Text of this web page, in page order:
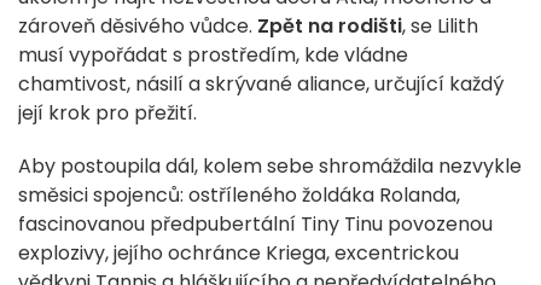
zároveň děsivého vůdce. Zpět na rodišti, se Lilith
musí vypořádat s prostředím, kde vládne
chamtivost, násilí a skrývané aliance, určující každý
její krok pro přežití.
Aby postoupila dál, kolem sebe shromáždila nezvykle
směsici spojenců: ostříleného žoldáka Rolanda,
fascinovanou předpubertální Tiny Tinu povozenou
explozivy, jejího ochránce Kriega, excentrickou